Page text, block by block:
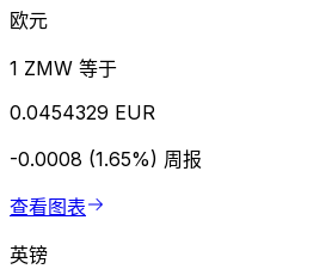
欧元
1 ZMW 等于
0.0454329 EUR
-0.0008 (1.65%) 周报
查看图表
英镑